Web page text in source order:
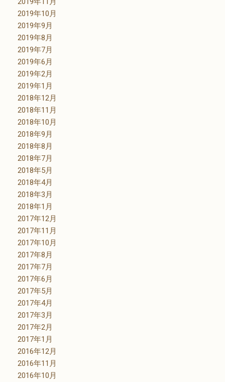
2019年10月
2019年9月
2019年8月
2019年7月
2019年6月
2019年2月
2019年1月
2018年12月
2018年11月
2018年10月
2018年9月
2018年8月
2018年7月
2018年5月
2018年4月
2018年3月
2018年1月
2017年12月
2017年11月
2017年10月
2017年8月
2017年7月
2017年6月
2017年5月
2017年4月
2017年3月
2017年2月
2017年1月
2016年12月
2016年11月
2016年10月